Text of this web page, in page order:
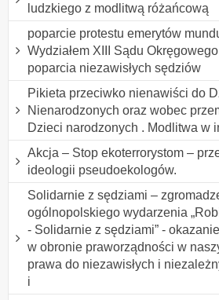
ludzkiego z modlitwą różańcową
poparcie protestu emerytów
Wydziałem XIII Sądu
poparcia niezawisłych sędziów
Pikieta przeciwko nienawiści do
Nienarodzonych oraz wobec
Dzieci narodzonych . Modlitwa w
Akcja – Stop ekoterrorystom –
ideologii pseudoekologów.
Solidarnie z sędziami –
ogólnopolskiego wydarzenia
- Solidarnie z sędziami” -
w obronie praworządności w
prawa do niezawisłych i
i